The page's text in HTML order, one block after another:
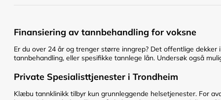
Finansiering av tannbehandling for voksne
Er du over 24 år og trenger større inngrep? Det offentlige
tannbehandling, eller spesifikke tannlege lån. Undersøk også
Private Spesialisttjenester i Trondheim
Klæbu tannklinikk tilbyr kun grunnleggende helsetjenester. For